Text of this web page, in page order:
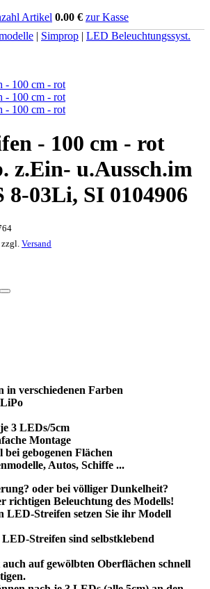
Artikel 0.00 € zur Kasse
| Simprop | LED Beleuchtungssyst.
- 100 cm - rot
z.Ein- u.Aussch.im
8-03Li, SI 0104906
Versand
in verschiedenen Farben
3 LEDs/5cm
Montage
gebogenen Flächen
Autos, Schiffe ...
oder bei völliger Dunkelheit?
richtigen Beleuchtung des Modells!
LED-Streifen setzen Sie ihr Modell
Streifen sind selbstklebend
auf gewölbten Oberflächen schnell